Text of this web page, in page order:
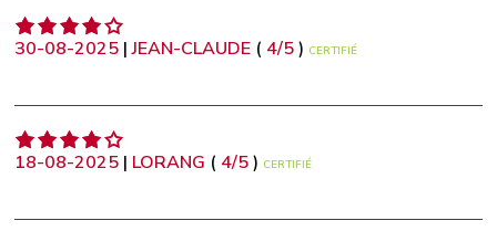
30-08-2025 |JEAN-CLAUDE ( 4/5) CERTIFIÉ
18-08-2025 | LORANG ( 4/5) CERTIFIÉ